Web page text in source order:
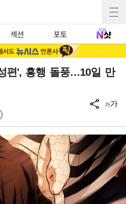
섹션 포토
편', 흥행 돌풍…10일 만
가가